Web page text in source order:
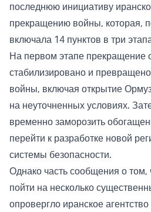
последнюю инициативу
прекращению войны, которая,
включала 14 пунктов в три
На первом этапе прекращение
стабилизировано и
войны, включая открытие
на неуточненных условиях.
временно заморозить
перейти к разработке новой
системы безопасности.
Однако часть сообщения о
пойти на несколько
опровергло иранское